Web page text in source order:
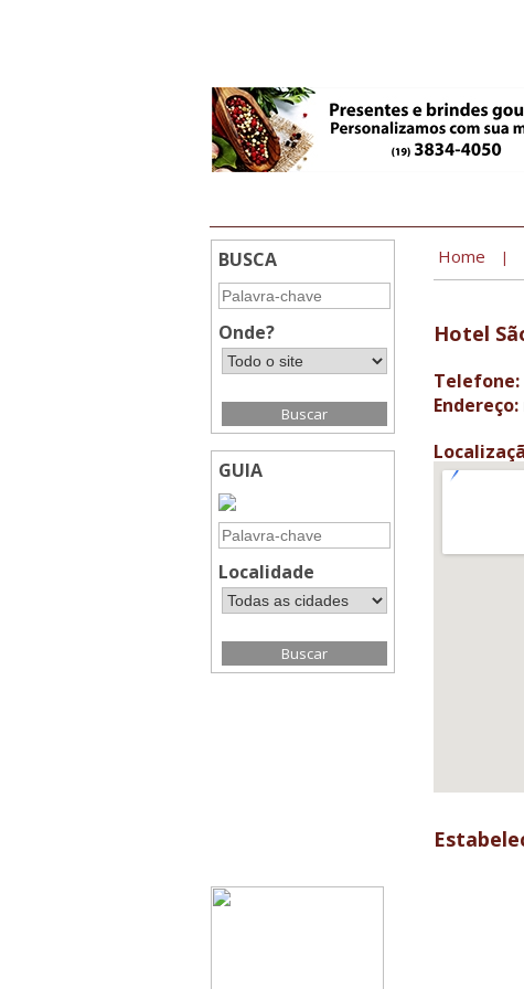
BUSCA
Onde?
GUIA
Localidade
Home |
Hotel
Telefone:
Endereço: